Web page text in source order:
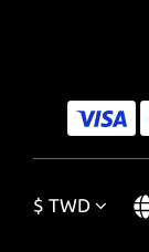
$ TWD